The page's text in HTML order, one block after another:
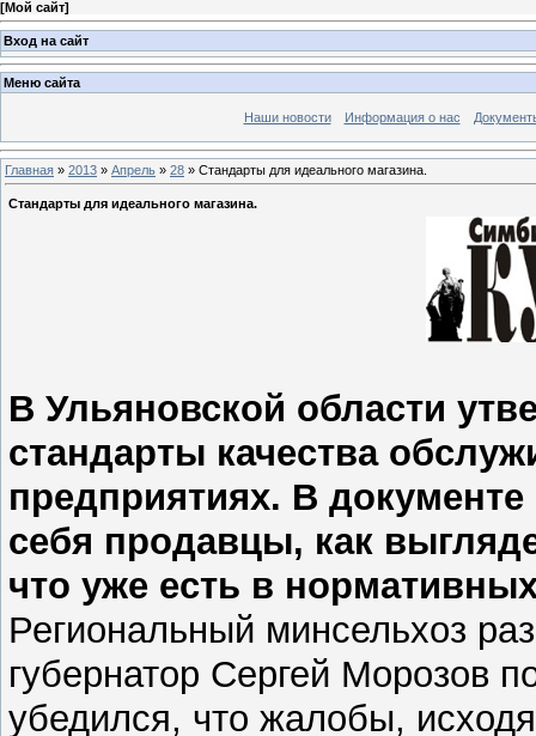
[Мой сайт]
Вход на сайт
Меню сайта
Наши новости Информация о нас
Главная » 2013 » Апрель » 28 » Стандарты для идеального магазина.
Стандарты для идеального магазина.
В Ульяновской области
стандарты качества
предприятиях. В
себя продавцы, как
что уже есть в
Региональный минсельхоз
губернатор Сергей Морозов
убедился, что жалобы,